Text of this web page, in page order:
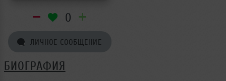
0
ЛИЧНОЕ СООБЩЕНИЕ
БИОГРАФИЯ